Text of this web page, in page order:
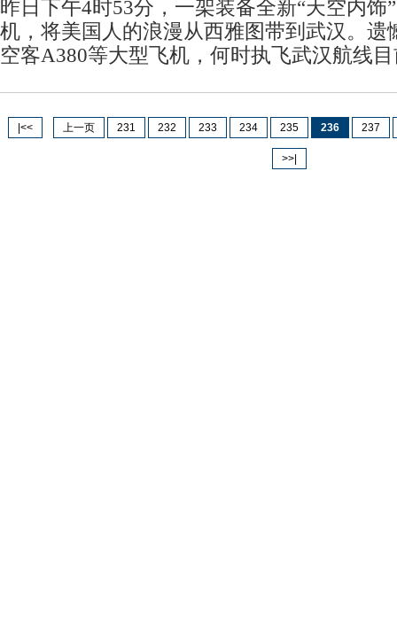
昨日下午4时53分，一架装备全新“天空内
机，将美国人的浪漫从西雅图带到武汉。遗
空客A380等大型飞机，何时执飞武汉航线
|<< 上一页 231 232 233 234 235 236 237
>>|